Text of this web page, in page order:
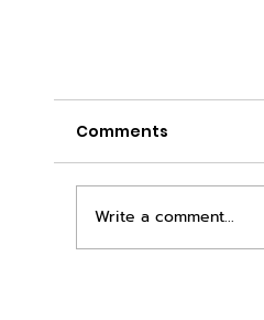
Comments
Write a comment...